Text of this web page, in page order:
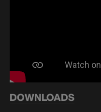
DOWNLOADS